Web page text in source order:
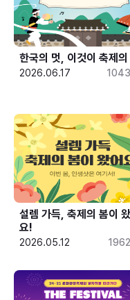
한국의 멋, 이것이 축제
2026.06.17 1043
설렘 가득, 축제의 봄이
요!
2026.05.12 1962